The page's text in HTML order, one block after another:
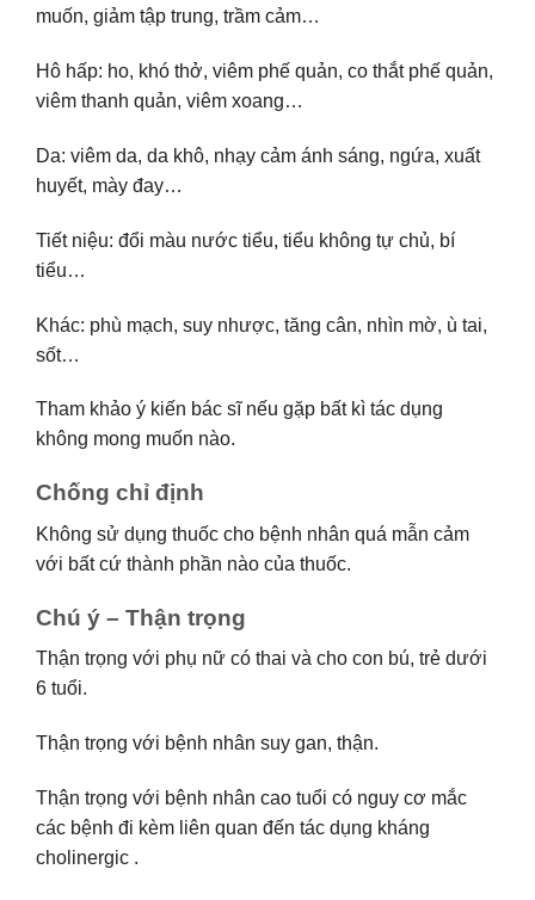
muốn, giảm tập trung, trầm cảm…
Hô hấp: ho, khó thở, viêm phế quản, co thắt phế quản,
viêm thanh quản, viêm xoang…
Da: viêm da, da khô, nhạy cảm ánh sáng, ngứa, xuất
huyết, mày đay…
Tiết niệu: đổi màu nước tiểu, tiểu không tự chủ, bí
tiểu…
Khác: phù mạch, suy nhược, tăng cân, nhìn mờ, ù tai,
sốt…
Tham khảo ý kiến bác sĩ nếu gặp bất kì tác dụng
không mong muốn nào.
Chống chỉ định
Không sử dụng thuốc cho bệnh nhân quá mẫn cảm
với bất cứ thành phần nào của thuốc.
Chú ý – Thận trọng
Thận trọng với phụ nữ có thai và cho con bú, trẻ dưới
6 tuổi.
Thận trọng với bệnh nhân suy gan, thận.
Thận trọng với bệnh nhân cao tuổi có nguy cơ mắc
các bệnh đi kèm liên quan đến tác dụng kháng
cholinergic .